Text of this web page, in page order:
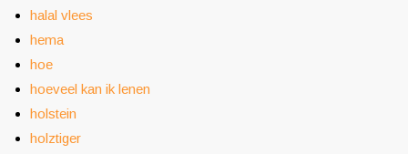
halal vlees
hema
hoe
hoeveel kan ik lenen
holstein
holztiger